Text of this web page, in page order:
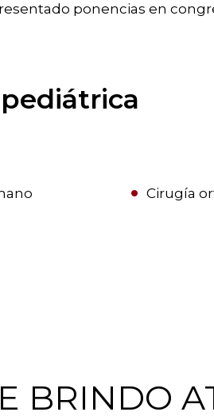
ponencias en
Cirugía
BRINDO